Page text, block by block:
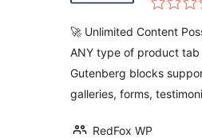
🚀 Unlimited Content
ANY type of product tab
Gutenberg blocks
galleries, forms,
RedFox WP